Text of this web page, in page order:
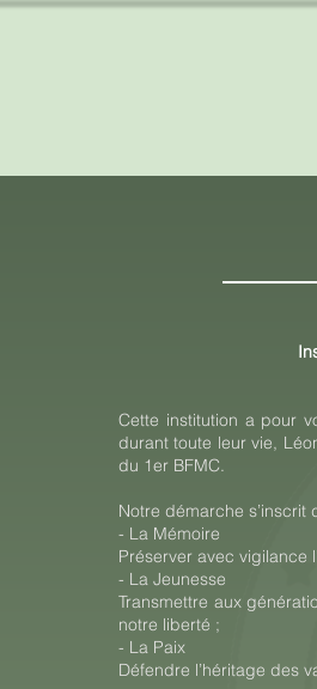
Cette institution a pour
durant toute leur vie,
du 1er BFMC.
Notre démarche s’inscrit
- La Mémoire
Préserver avec vigilance
- La Jeunesse
Transmettre aux
notre liberté ;
- La Paix
Défendre l’héritage des